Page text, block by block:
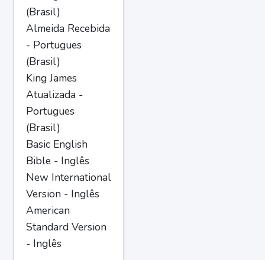
(Brasil)
Almeida Recebida
- Portugues
(Brasil)
King James
Atualizada -
Portugues
(Brasil)
Basic English
Bible - Inglês
New International
Version - Inglês
American
Standard Version
- Inglês